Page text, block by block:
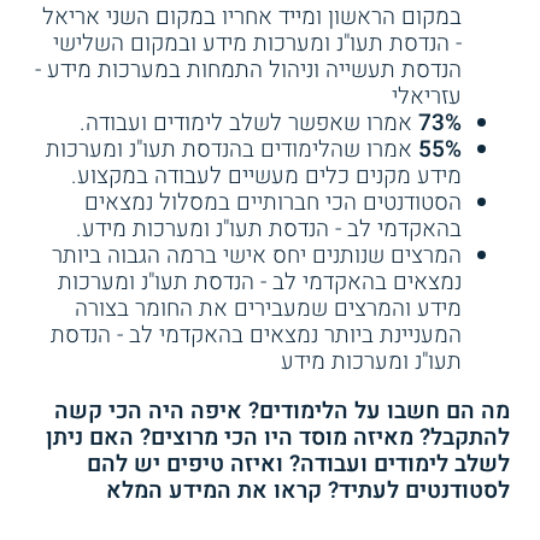
SCE המכללה האקדמית להנדסה ע"ש סמי
שמעון (אשדוד ובאר שבע):מסלול
ההתמחות במערכות מידע פתוח לקבוצה
מצומצמת של סטודנטים שלהם הישגים
גבוהים במיוחד בשנתיים הראשונות
ללימודיהם. המכללה מפעילה מגוון רחב של
מסלולי לימודי הנדסה, בהםלימודי הנדסת
מכונות, לימודי הנדסת כימיה, לימודי הנדסה
אזרחית ולימודי הנדסת חשמל ואלקטרוניקה.
עזריאלי המכללה האקדמית להנדסה
(ירושלים):הסטודנטים להנדסת תעשייה
וניהול במכללת עזריאלי יכולים לבחור בין
התמחות במערכות מידע לבין מסלולהנדסת
תעשייה וניהול עם התמחות ניהול התפעול
(4)
4.3
SCE - הנדסת תעשייה וניהול
עם מערכות מידע
שירות אישי חינם
קורס איך לבחור נכון
מערכת CRM לעסק
שלך
התחילו ללמוד
4.1
אריאל - הנדסת תעו"נ ומערכות
מידע
(12)
4.0
הנדסת תעשייה וניהול התמחות
במערכות מידע - עזריאלי
במקום הראשון ומייד אחריו במקום השני אריאל
- הנדסת תעו"נ ומערכות מידע ובמקום השלישי
הנדסת תעשייה וניהול התמחות במערכות מידע -
עזריאלי
73% אמרו שאפשר לשלב לימודים ועבודה.
55% אמרו שהלימודים בהנדסת תעו"נ ומערכות
מידע מקנים כלים מעשיים לעבודה במקצוע.
הסטודנטים הכי חברותיים במסלול נמצאים
בהאקדמי לב - הנדסת תעו"נ ומערכות מידע.
המרצים שנותנים יחס אישי ברמה הגבוה ביותר
נמצאים בהאקדמי לב - הנדסת תעו"נ ומערכות
מידע והמרצים שמעבירים את החומר בצורה
המעניינת ביותר נמצאים בהאקדמי לב - הנדסת
תעו"נ ומערכות מידע
מה הם חשבו על הלימודים? איפה היה הכי קשה
להתקבל? מאיזה מוסד היו הכי מרוצים? האם ניתן
לשלב לימודים ועבודה? ואיזה טיפים יש להם
לסטודנטים לעתיד? קראו את המידע המלא